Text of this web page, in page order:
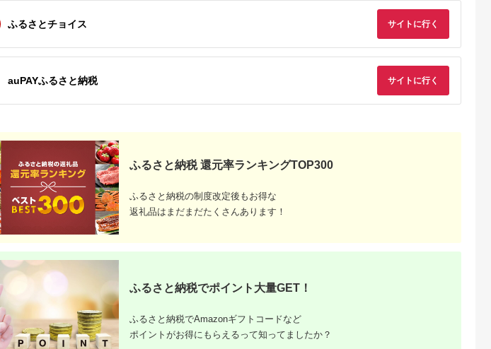
チョイ
ス
すき
出典：楽天ふるさと納
税
鳥取県 岩美町
【ふるさと納税】田村
牛特選ロースすきやき
肉セット 700g 割下付
き ｜鳥取県 岩美町
牛肉 田村牛 黒毛和牛
ロースすきやき すき
やき すき焼き 肉のた
むら 送料無料
【11008】
5.0
54,000円
出典：ふるなび
松阪牛すき焼用(リブ
ロース)600g[国産 松
阪牛 すき焼き リブロ
甘み 深み 舌触り なめ
5.0
税
【ふるさと納税】飛騨
牛ロースすきやき用
約300g（5等級/冷
庭料理 肉質 柔らかい
5.0
ク級 すき焼き
ふるさとチョイス サイトに行く
auPAYふるさと納税 サイトに行く
ふるさと納税 還元率ランキングTOP300
ふるさと納税の制度改定後もお得な
返礼品はまだまだたくさんあります！
ふるさと納税でポイント大量GET！
ふるさと納税でAmazonギフトコードなど
ポイントがお得にもらえるって知ってましたか？